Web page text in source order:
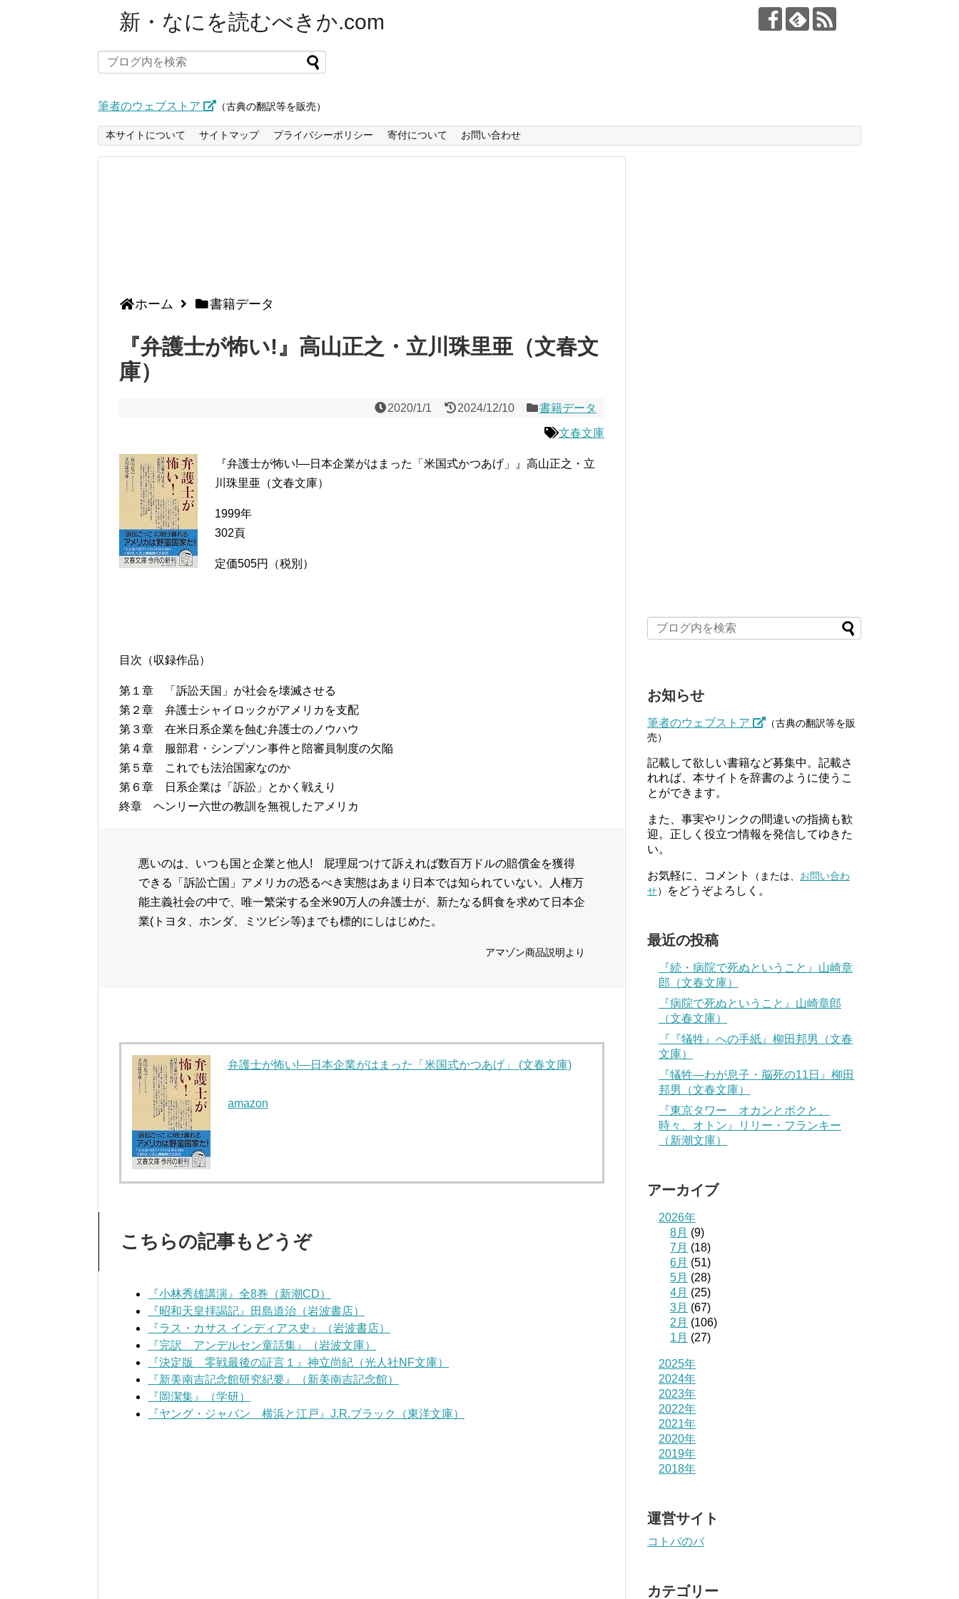
新・なにを読むべきか.com
筆者のウェブストア （古典の翻訳等を販売）
本サイトについて サイトマップ プライバシーポリシー 寄付について お問い合わせ
ホーム 書籍データ
『弁護士が怖い!』高山正之・立川珠里亜（文春文
庫）
2020/1/1 2024/12/10 書籍データ
文春文庫
『弁護士が怖い!―日本企業がはまった「米国式かつあげ」』高山正之・立
川珠里亜（文春文庫）
1999年
302頁
定価505円（税別）
目次（収録作品）
第１章 「訴訟天国」が社会を壊滅させる
第２章 弁護士シャイロックがアメリカを支配
第３章 在米日系企業を蝕む弁護士のノウハウ
第４章 服部君・シンプソン事件と陪審員制度の欠陥
第５章 これでも法治国家なのか
第６章 日系企業は「訴訟」とかく戦えり
終章 ヘンリー六世の教訓を無視したアメリカ
悪いのは、いつも国と企業と他人! 屁理屈つけて訴えれば数百万ドルの賠償金を獲得
できる「訴訟亡国」アメリカの恐るべき実態はあまり日本では知られていない。人権万
能主義社会の中で、唯一繁栄する全米90万人の弁護士が、新たなる餌食を求めて日本企
業(トヨタ、ホンダ、ミツビシ等)までも標的にしはじめた。
アマゾン商品説明より
弁護士が怖い!―日本企業がはまった「米国式かつあげ」 (文春文庫)
amazon
こちらの記事もどうぞ
『小林秀雄講演』全8巻（新潮CD）
『昭和天皇拝謁記』田島道治（岩波書店）
『ラス・カサス インディアス史』（岩波書店）
『完訳 アンデルセン童話集』（岩波文庫）
『決定版 零戦最後の証言１』神立尚紀（光人社NF文庫）
『新美南吉記念館研究紀要』（新美南吉記念館）
『岡潔集』（学研）
『ヤング・ジャパン 横浜と江戸』J.R.ブラック（東洋文庫）
お知らせ
筆者のウェブストア
（古典の翻訳等を販
売）
記載して欲しい書籍など募集中。記載さ
れれば、本サイトを辞書のように使うこ
とができます。
また、事実やリンクの間違いの指摘も歓
迎。正しく役立つ情報を発信してゆきた
い。
お気軽に、コメント （または、 お問い合わ
せ） をどうぞよろしく。
最近の投稿
『続・病院で死ぬということ』山崎章
郎（文春文庫）
『病院で死ぬということ』山崎章郎
（文春文庫）
『『犠牲』への手紙』柳田邦男（文春
文庫）
『犠牲―わが息子・脳死の11日』柳田
邦男（文春文庫）
『東京タワー オカンとボクと、
時々、オトン』リリー・フランキー
（新潮文庫）
アーカイブ
2026年
8月 (9)
7月 (18)
6月 (51)
5月 (28)
4月 (25)
3月 (67)
2月 (106)
1月 (27)
2025年
2024年
2023年
2022年
2021年
2020年
2019年
2018年
運営サイト
コトバのバ
カテゴリー